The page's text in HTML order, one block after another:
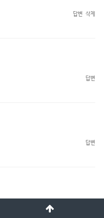
답변 삭제
답변
답변